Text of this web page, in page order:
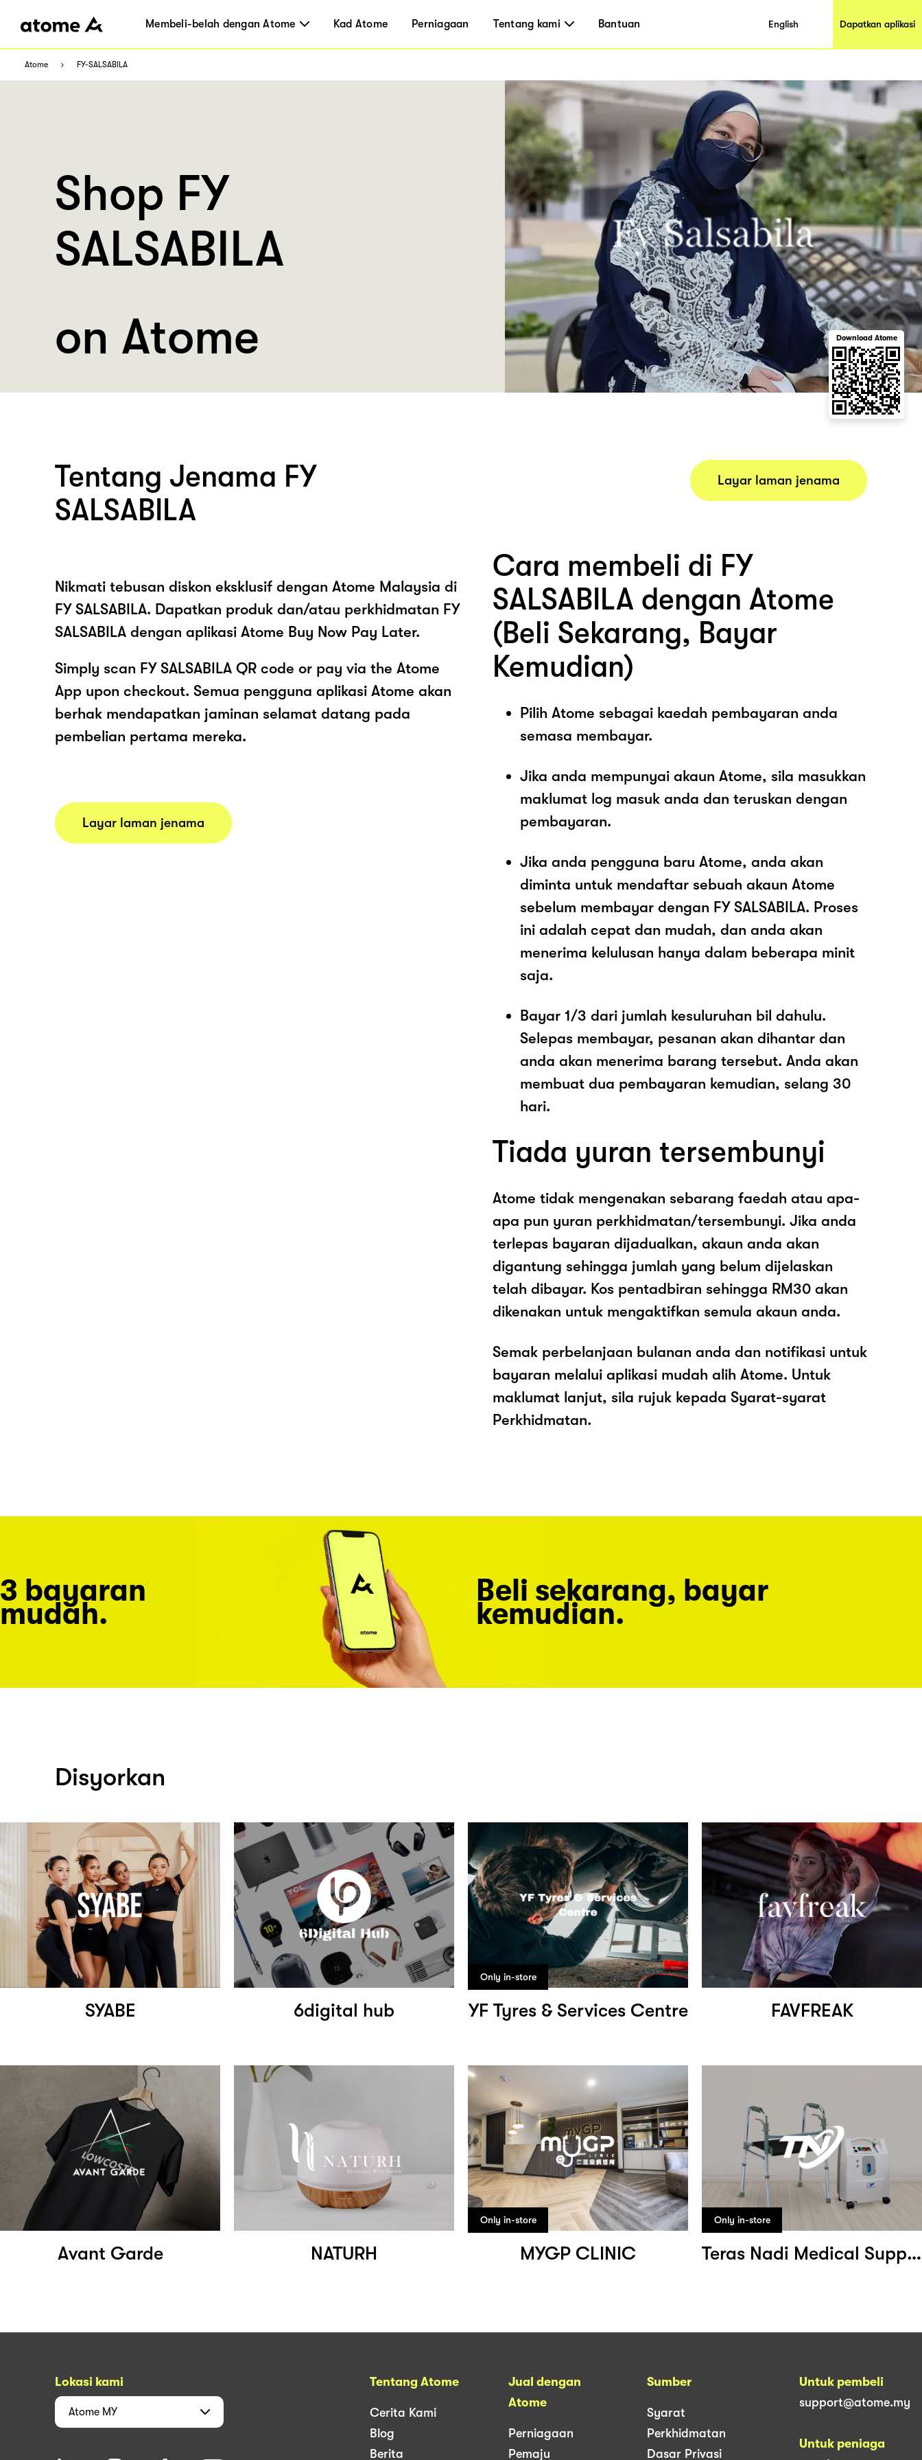
Membeli-belah dengan Atome Kad Atome Perniagaan Tentang kami Bantuan English Dapatkan aplikasi
Atome FY-SALSABILA
Shop FY
SALSABILA
on Atome
Download Atome
Tentang Jenama FY
SALSABILA
Nikmati tebusan diskon eksklusif dengan Atome Malaysia di
FY SALSABILA. Dapatkan produk dan/atau perkhidmatan FY
SALSABILA dengan aplikasi Atome Buy Now Pay Later.
Simply scan FY SALSABILA QR code or pay via the Atome
App upon checkout. Semua pengguna aplikasi Atome akan
berhak mendapatkan jaminan selamat datang pada
pembelian pertama mereka.
Layar laman jenama
Layar laman jenama
Cara membeli di FY
SALSABILA dengan Atome
(Beli Sekarang, Bayar
Kemudian)
Pilih Atome sebagai kaedah pembayaran anda
semasa membayar.
Jika anda mempunyai akaun Atome, sila masukkan
maklumat log masuk anda dan teruskan dengan
pembayaran.
Jika anda pengguna baru Atome, anda akan
diminta untuk mendaftar sebuah akaun Atome
sebelum membayar dengan FY SALSABILA. Proses
ini adalah cepat dan mudah, dan anda akan
menerima kelulusan hanya dalam beberapa minit
saja.
Bayar 1/3 dari jumlah kesuluruhan bil dahulu.
Selepas membayar, pesanan akan dihantar dan
anda akan menerima barang tersebut. Anda akan
membuat dua pembayaran kemudian, selang 30
hari.
Tiada yuran tersembunyi
Atome tidak mengenakan sebarang faedah atau apa-
apa pun yuran perkhidmatan/tersembunyi. Jika anda
terlepas bayaran dijadualkan, akaun anda akan
digantung sehingga jumlah yang belum dijelaskan
telah dibayar. Kos pentadbiran sehingga RM30 akan
dikenakan untuk mengaktifkan semula akaun anda.
Semak perbelanjaan bulanan anda dan notifikasi untuk
bayaran melalui aplikasi mudah alih Atome. Untuk
maklumat lanjut, sila rujuk kepada Syarat-syarat
Perkhidmatan.
3 bayaran
mudah.
Beli sekarang, bayar
kemudian.
Disyorkan
SYABE 6digital hub
Only in-store
YF Tyres & Services Centre FAVFREAK
Avant Garde NATURH
Only in-store
MYGP CLINIC
Only in-store
Teras Nadi Medical Supplies
Lokasi kami
Atome MY
Tentang Atome
Cerita Kami
Blog
Berita
Jual dengan
Atome
Perniagaan
Pemaju
Sumber
Syarat
Perkhidmatan
Dasar Privasi
Untuk pembeli
support@atome.my
Untuk peniaga